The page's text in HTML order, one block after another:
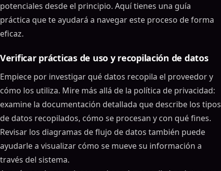
potenciales desde el principio. Aquí tienes una guía
práctica que te ayudará a navegar este proceso de forma
eficaz.
Verificar prácticas de uso y recopilación de datos
Empiece por investigar qué datos recopila el proveedor y
cómo los utiliza. Mire más allá de la política de privacidad:
examine la documentación detallada que describe los tipos
de datos recopilados, cómo se procesan y con qué fines.
Revisar los diagramas de flujo de datos también puede
ayudarle a visualizar cómo se mueve su información a
través del sistema.